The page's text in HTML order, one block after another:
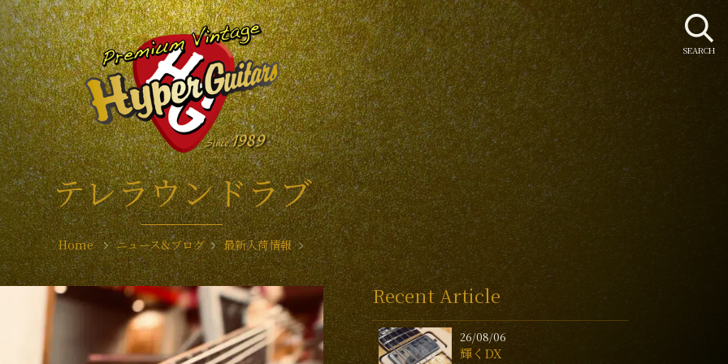
テレラウンドラブ
Home ニュース&ブログ 最新入荷情報
Recent Article
26/08/06
輝くDX
SEARCH